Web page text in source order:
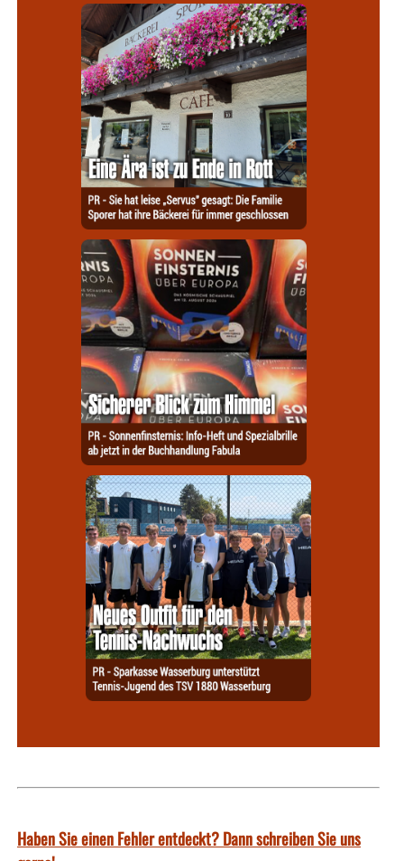
Haben Sie einen Fehler entdeckt? Dann schreiben Sie uns